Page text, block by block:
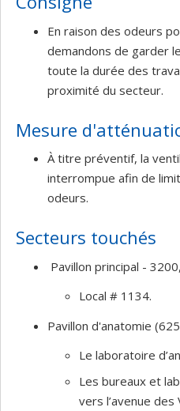
En raison des odeurs
demandons de garder
toute la durée des
proximité du secteur.
Mesure
À titre préventif, la
interrompue afin de
odeurs.
Secteurs touchés
Pavillon principal -
Local # 1134.
Pavillon d'anatomie
Le laboratoire
Les bureaux et
vers l’avenue